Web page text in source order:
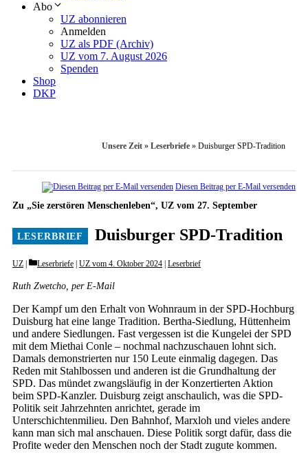
Abo
UZ abonnieren
Anmelden
UZ als PDF (Archiv)
UZ vom 7. August 2026
Spenden
Shop
DKP
Unsere Zeit » Leserbriefe » Duisburger SPD-Tradition
Diesen Beitrag per E-Mail versenden
Zu „Sie zerstören Menschenleben“, UZ vom 27. September
Duisburger SPD-Tradition
UZ Categories
Leserbriefe UZ vom 4. Oktober 2024 Leserbrief
Ruth Zwetcho, per E-Mail
Der Kampf um den Erhalt von Wohnraum in der SPD-Hochburg
Duisburg hat eine lange Tradition. Bertha-Siedlung, Hüttenheim
und andere Siedlungen. Fast vergessen ist die Kungelei der SPD
mit dem Miethai Conle – nochmal nachzuschauen lohnt sich.
Damals demonstrierten nur 150 Leute einmalig dagegen. Das
Reden mit Stahlbossen und anderen ist die Grundhaltung der
SPD. Das mündet zwangsläufig in der Konzertierten Aktion
beim SPD-Kanzler. Duisburg zeigt anschaulich, was die SPD-
Politik seit Jahrzehnten anrichtet, gerade im
Unterschichtenmilieu. Den Bahnhof, Marxloh und vieles andere
kann man sich mal anschauen. Diese Politik sorgt dafür, dass die
Profite weder den Menschen noch der Stadt zugute kommen.